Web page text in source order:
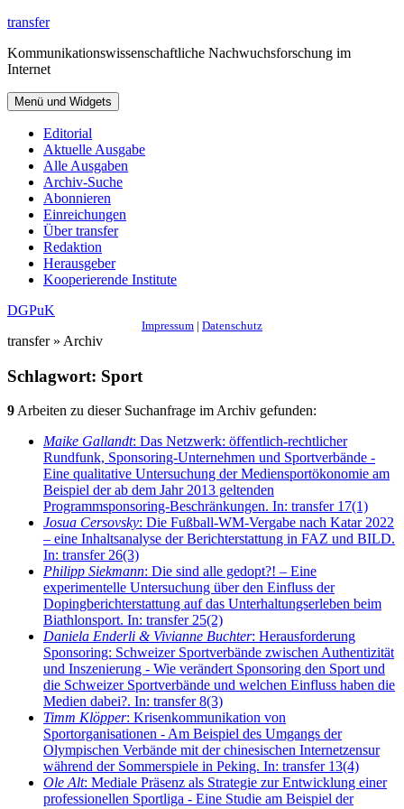
Zum
springen
transfer
Kommunikationswissenschaftliche Nachwuchsforschung im
Internet
Menü und Widgets
Editorial
Aktuelle Ausgabe
Alle Ausgaben
Archiv-Suche
Abonnieren
Einreichungen
Über transfer
Redaktion
Herausgeber
Kooperierende Institute
DGPuK
Impressum | Datenschutz
transfer » Archiv
Schlagwort: Sport
9Arbeiten zu dieser Suchanfrage im Archiv gefunden:
Maike Gallandt: Das Netzwerk: öffentlich-rechtlicher
Rundfunk, Sponsoring-Unternehmen und Sportverbände -
Eine qualitative Untersuchung der Mediensportökonomie am
Beispiel der ab dem Jahr 2013 geltenden
Programmsponsoring-Beschränkungen. In: transfer 17(1)
Josua Cersovsky: Die Fußball-WM-Vergabe nach Katar 2022
– eine Inhaltsanalyse der Berichterstattung in FAZ und BILD.
In: transfer 26(3)
Philipp Siekmann: Die sind alle gedopt?! – Eine
experimentelle Untersuchung über den Einfluss der
Dopingberichterstattung auf das Unterhaltungserleben beim
Biathlonsport. In: transfer 25(2)
Daniela Enderli & Vivianne Buchter: Herausforderung
Sponsoring: Schweizer Sportverbände zwischen Authentizität
und Inszenierung - Wie verändert Sponsoring den Sport und
die Schweizer Sportverbände und welchen Einfluss haben die
Medien dabei?. In: transfer 8(3)
Timm Klöpper: Krisenkommunikation von
Sportorganisationen - Am Beispiel des Umgangs der
Olympischen Verbände mit der chinesischen Internetzensur
während der Sommerspiele in Peking. In: transfer 13(4)
Ole Alt: Mediale Präsenz als Strategie zur Entwicklung einer
professionellen Sportliga - Eine Studie am Beispiel der